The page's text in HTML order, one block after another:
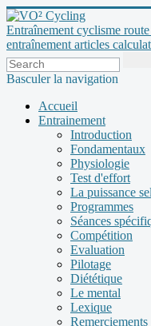
Entraînement cyclisme
entraînement articles
Basculer la navigation
Accueil
Entrainement
Introduction
Fondamentaux
Physiologie
Test d'effort
La puissance
Programmes
Séances
Compétition
Evaluation
Pilotage
Diététique
Le mental
Lexique
Remerciements